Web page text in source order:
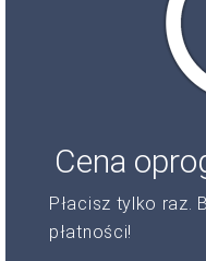
Cena
Płacisz tylko raz.
płatności!